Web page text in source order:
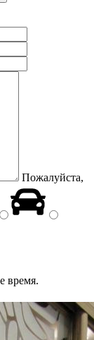
Пожалуйста,
время.